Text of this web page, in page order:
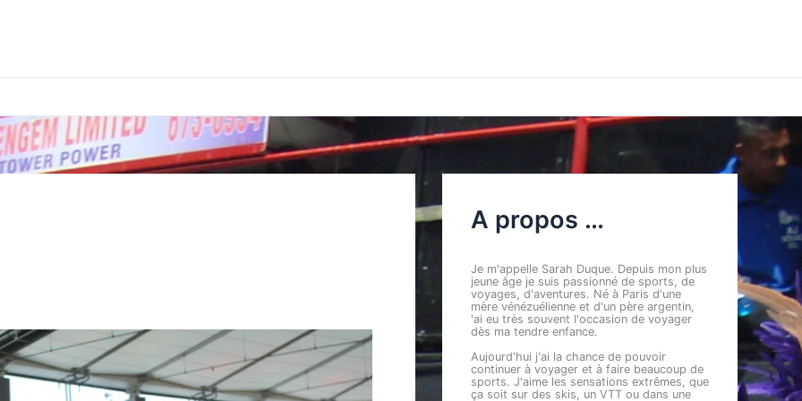
A propos …
Je m'appelle Sarah Duque. Depuis mon plus
jeune âge je suis passionné de sports, de
voyages, d'aventures. Né à Paris d'une
mère vénézuélienne et d'un père argentin,
'ai eu très souvent l'occasion de voyager
dès ma tendre enfance.
Aujourd'hui j'ai la chance de pouvoir
continuer à voyager et à faire beaucoup de
sports. J'aime les sensations extrêmes, que
ça soit sur des skis, un VTT ou dans une